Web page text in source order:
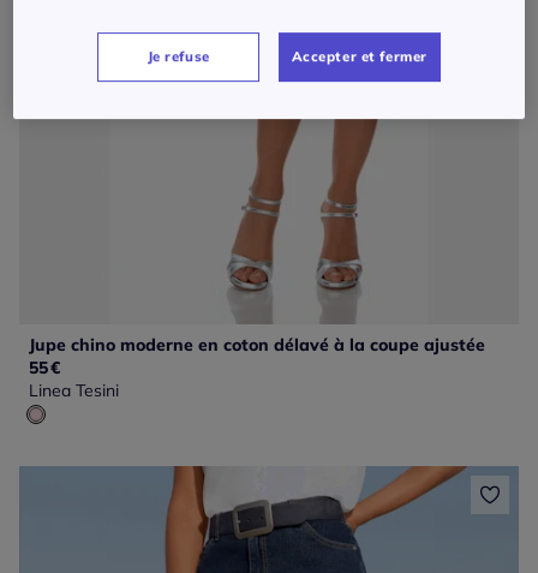
Jupe chino moderne en coton délavé à la coupe ajustée
55€
Linea Tesini
Je refuse Accepter et fermer